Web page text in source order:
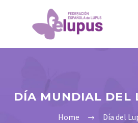
DÍA MUNDIAL DEL
Home
Día del